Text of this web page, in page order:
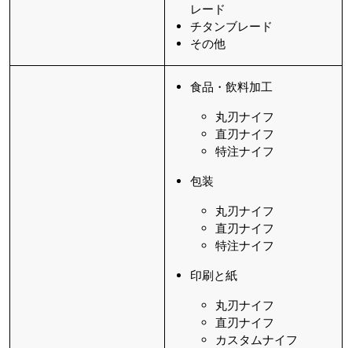
レード
チタンブレード
その他
食品・飲料加工
丸刃ナイフ
直刃ナイフ
特注ナイフ
包装
丸刃ナイフ
直刃ナイフ
特注ナイフ
印刷と紙
丸刃ナイフ
直刃ナイフ
カスタムナイフ